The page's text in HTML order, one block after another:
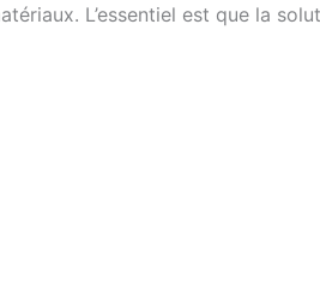
L’essentiel est que la